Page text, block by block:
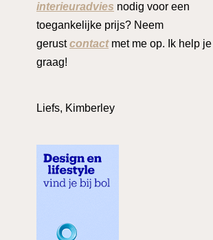
interieuradvies nodig voor een
toegankelijke prijs? Neem
gerustcontactmet me op. Ik help je
graag!
Liefs, Kimberley